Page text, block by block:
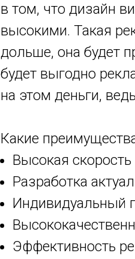
в том, что дизайн
высокими. Такая
дольше, она будет
будет выгодно
на этом деньги,
Какие
Высокая
Разработка
Индивидуальный
Эффективность